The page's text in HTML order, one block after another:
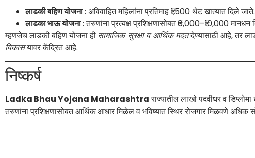
लाडकी बहिण योजना: अविवाहित महिलांना प्रतिमाह ₹1,500 थेट खात्यात दिले जाते.
लाडका भाऊ योजना: तरुणांना प्रत्यक्ष प्रशिक्षणासोबत ₹6,000–₹10,000 मानधन
म्हणजेच लाडकी बहिण योजना ही सामाजिक सुरक्षा व आर्थिक मदतदेण्यासाठी आहे, तर
विकासयावर केंद्रित आहे.
निष्कर्ष
Ladka Bhau Yojana Maharashtraराज्यातील लाखो पदवीधर व
तरुणांना प्रशिक्षणासोबत आर्थिक आधार मिळेल व भविष्यात स्थिर रोजगार मिळवणे अधिक